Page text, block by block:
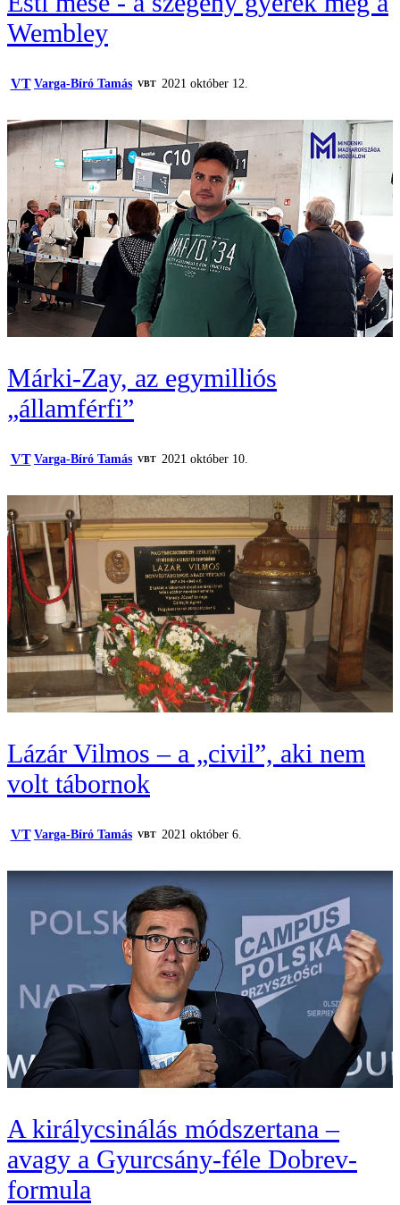
Wembley
VT Varga-Bíró Tamás VBT 2021 október 12.
Márki-Zay, az egymilliós
„államférfi”
VT Varga-Bíró Tamás VBT 2021 október 10.
Lázár Vilmos – a „civil”, aki nem
volt tábornok
VT Varga-Bíró Tamás VBT 2021 október 6.
A királycsinálás módszertana –
avagy a Gyurcsány-féle Dobrev-
formula